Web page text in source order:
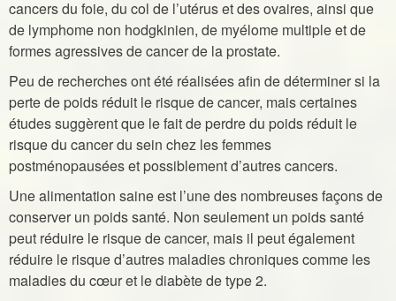
cancers du foie, du col de l’utérus et des ovaires, ainsi que
de lymphome non hodgkinien, de myélome multiple et de
formes agressives de cancer de la prostate.
Peu de recherches ont été réalisées afin de déterminer si la
perte de poids réduit le risque de cancer, mais certaines
études suggèrent que le fait de perdre du poids réduit le
risque du cancer du sein chez les femmes
postménopausées et possiblement d’autres cancers.
Une alimentation saine est l’une des nombreuses façons de
conserver un poids santé. Non seulement un poids santé
peut réduire le risque de cancer, mais il peut également
réduire le risque d’autres maladies chroniques comme les
maladies du cœur et le diabète de type 2.